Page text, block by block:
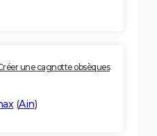
une cagnotte obsèques
(Ain)